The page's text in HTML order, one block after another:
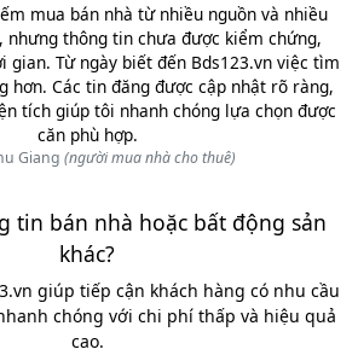
mua bán nhà từ nhiều nguồn và nhiều
nhưng thông tin chưa được kiểm chứng,
gian. Từ ngày biết đến Bds123.vn việc tìm
hơn. Các tin đăng được cập nhật rõ ràng,
tích giúp tôi nhanh chóng lựa chọn được
căn phù hợp.
Giang (người mua nhà cho thuê)
tin bán nhà hoặc bất động sản
khác?
giúp tiếp cận khách hàng có nhu cầu
chóng với chi phí thấp và hiệu quả
cao.